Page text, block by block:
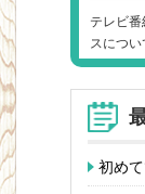
テレビ
スについ
初め